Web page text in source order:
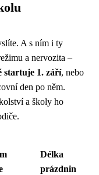
A s ním i ty
a nervozita –
startuje 1. září, nebo
den po něm.
a školy ho
Délka
prázdnin